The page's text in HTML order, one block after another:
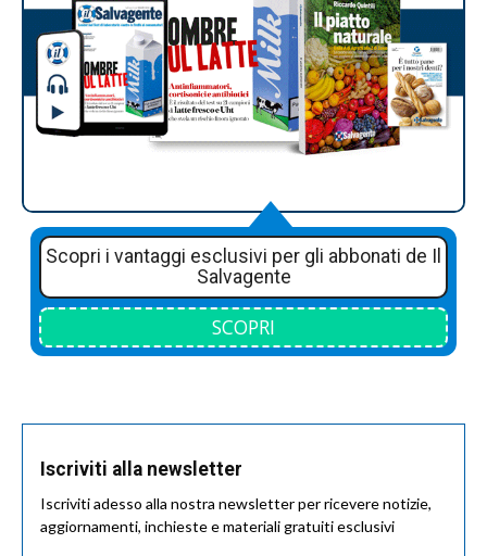
Scopri i vantaggi esclusivi per gli abbonati de Il
Salvagente
SCOPRI
Iscriviti alla newsletter
Iscriviti adesso alla nostra newsletter per ricevere notizie,
aggiornamenti, inchieste e materiali gratuiti esclusivi